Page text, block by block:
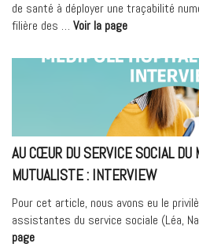
de santé à déployer une traçabilité
filière des … Voir la page« Tri
déchets
une
organisation
innovante
au
Médipôle
Lyon-
Villeurbanne »
AU CŒUR DU SERVICE SOCIAL DU
MUTUALISTE : INTERVIEW
Pour cet article, nous avons eu le
assistantes du service sociale (Léa,
page« Au